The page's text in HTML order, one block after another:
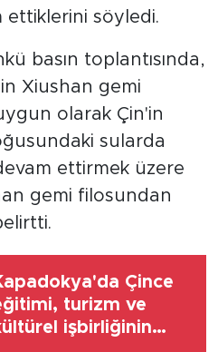
ettiklerini söyledi.
basın toplantısında,
Xiushan gemi
olarak Çin'in
sularda
ettirmek üzere
gemi filosundan
Çince
turizm ve
işbirliğinin